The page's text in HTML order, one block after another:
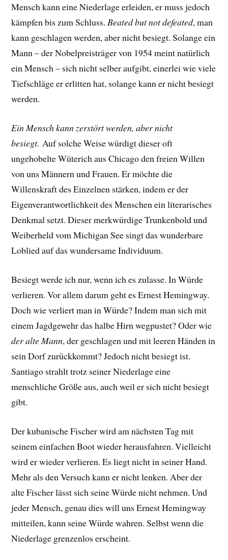
Mensch kann eine Niederlage erleiden, er muss jedoch
kämpfen bis zum Schluss.Beated but not defeated, man
kann geschlagen werden, aber nicht besiegt. Solange ein
Mann – der Nobelpreisträger von 1954 meint natürlich
ein Mensch – sich nicht selber aufgibt, einerlei wie viele
Tiefschläge er erlitten hat, solange kann er nicht besiegt
werden.
Ein Mensch kann zerstört werden, aber nicht
besiegt. Auf solche Weise würdigt dieser oft
ungehobelte Wüterich aus Chicago den freien Willen
von uns Männern und Frauen. Er möchte die
Willenskraft des Einzelnen stärken, indem er der
Eigenverantwortlichkeit des Menschen ein literarisches
Denkmal setzt. Dieser merkwürdige Trunkenbold und
Weiberheld vom Michigan See singt das wunderbare
Loblied auf das wundersame Individuum.
Besiegt werde ich nur, wenn ich es zulasse. In Würde
verlieren. Vor allem darum geht es Ernest Hemingway.
Doch wie verliert man in Würde?Indem man sich mit
einem Jagdgewehr das halbe Hirn wegpustet? Oderwie
der alte Mann, der geschlagen und mit leeren Händen in
sein Dorf zurückkommt? Jedoch nicht besiegt ist.
Santiago strahlt trotz seiner Niederlage eine
menschliche Größe aus, auch weil er sich nicht besiegt
gibt.
Der kubanische Fischer wird am nächsten Tag mit
seinem einfachen Boot wieder herausfahren. Vielleicht
wird er wieder verlieren. Es liegt nicht in seiner Hand.
Mehr als den Versuch kann er nicht lenken. Aber der
alte Fischer lässt sich seine Würde nicht nehmen. Und
jeder Mensch, genau dies will uns Ernest Hemingway
mitteilen, kann seine Würde wahren. Selbst wenn die
Niederlage grenzenlos erscheint.